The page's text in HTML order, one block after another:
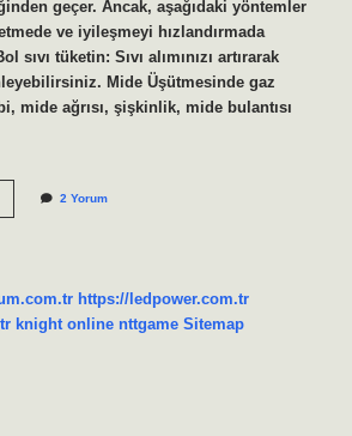
geçer. Ancak, aşağıdaki yöntemler
ve iyileşmeyi hızlandırmada
sıvı tüketin: Sıvı alımınızı artırarak
Mide Üşütmesinde gaz
mide ağrısı, şişkinlik, mide bulantısı
2 Yorum
https://ledpower.com.tr
knight online nttgame Sitemap